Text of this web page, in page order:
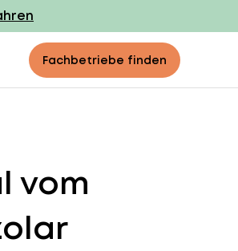
Fachbetriebe finden
vom